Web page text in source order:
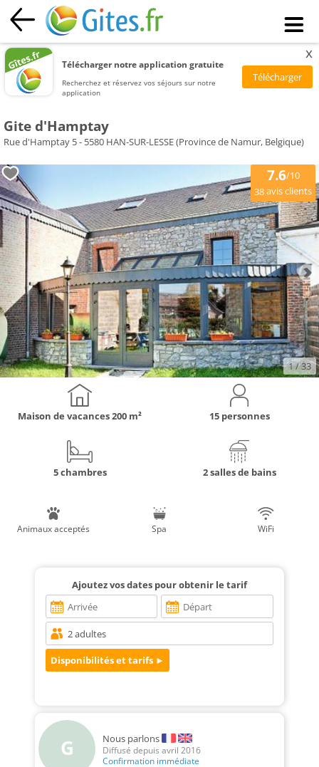
Télécharger notre application gratuite
Recherchez et réservez vos séjours sur notre
application
x
Gite d'Hamptay
Rue d'Hamptay 5 - 5580 HAN-SUR-LESSE (Province de Namur, Belgique)
7.6/10
38avis clients
1/ 33
Maison de vacances200 m² 15 personnes
5 chambres 2 salles de bains
Animaux acceptés Spa WiFi
Ajoutez vos dates pour obtenir le tarif
G Nous parlons
Diffusé depuis avril 2016
Confirmation immédiate